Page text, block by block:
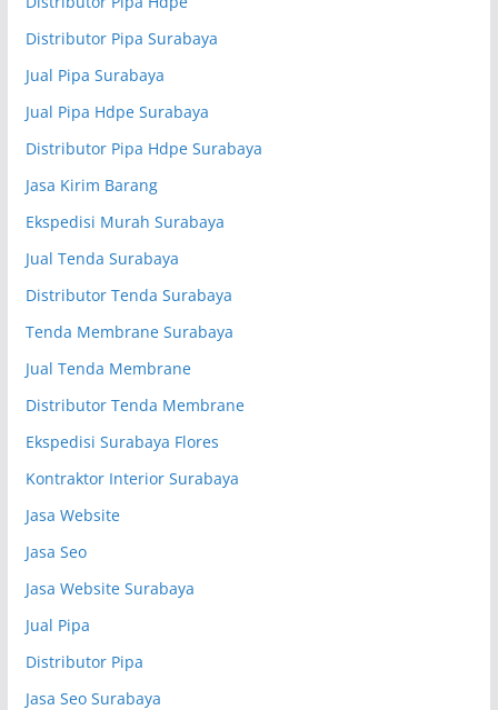
Distributor Pipa Surabaya
Jual Pipa Surabaya
Jual Pipa Hdpe Surabaya
Distributor Pipa Hdpe Surabaya
Jasa Kirim Barang
Ekspedisi Murah Surabaya
Jual Tenda Surabaya
Distributor Tenda Surabaya
Tenda Membrane Surabaya
Jual Tenda Membrane
Distributor Tenda Membrane
Ekspedisi Surabaya Flores
Kontraktor Interior Surabaya
Jasa Website
Jasa Seo
Jasa Website Surabaya
Jual Pipa
Distributor Pipa
Jasa Seo Surabaya